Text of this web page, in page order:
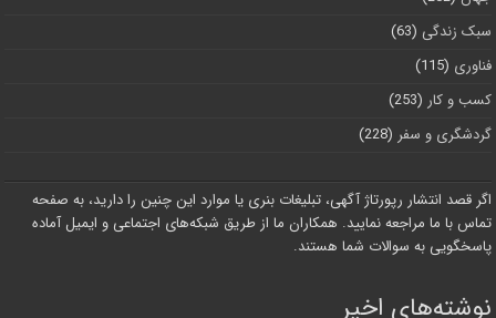
سبک زندگی (63)
فناوری (115)
کسب و کار (253)
گردشگری و سفر (228)
اگر قصد انتشار رپورتاژ آگهی، تبلیغات بنری یا موارد این چنین را دارید، به صفحه
تماس با ما مراجعه نمایید. همکاران ما از طریق شبکه‌های اجتماعی و ایمیل آماده
پاسخگویی به سوالات شما هستند.
نوشته‌های اخیر